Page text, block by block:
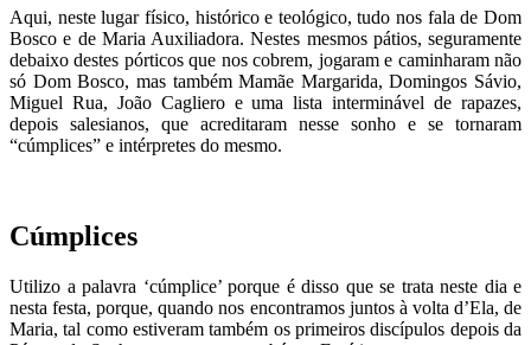
Aqui, neste lugar físico, histórico e teológico, tudo nos fala de Dom
Bosco e de Maria Auxiliadora. Nestes mesmos pátios, seguramente
debaixo destes pórticos que nos cobrem, jogaram e caminharam não
só Dom Bosco, mas também Mamãe Margarida, Domingos Sávio,
Miguel Rua, João Cagliero e uma lista interminável de rapazes,
depois salesianos, que acreditaram nesse sonho e se tornaram
“cúmplices” e intérpretes do mesmo.
Cúmplices
Utilizo a palavra ‘cúmplice’ porque é disso que se trata neste dia e
nesta festa, porque, quando nos encontramos juntos à volta d’Ela, de
Maria, tal como estiveram também os primeiros discípulos depois da